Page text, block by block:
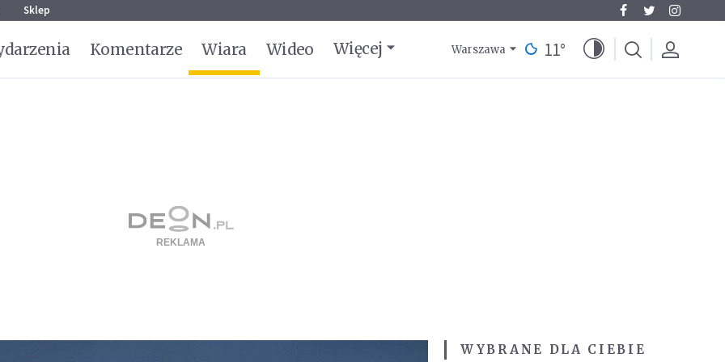
Sklep
Komentarze Wiara Wideo Więcej Warszawa 11°
WYBRANE DLA CIEBIE